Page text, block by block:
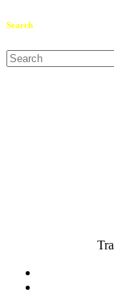
Search